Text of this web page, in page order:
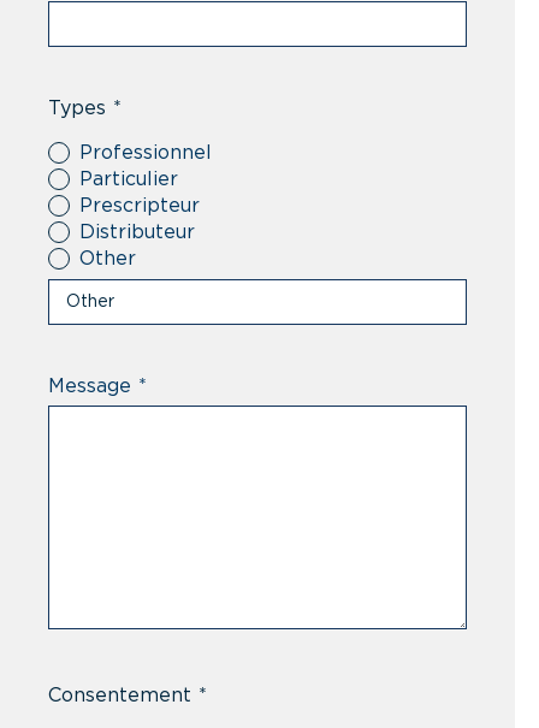
Types *
Professionnel
Particulier
Prescripteur
Distributeur
Other
Message *
Consentement *